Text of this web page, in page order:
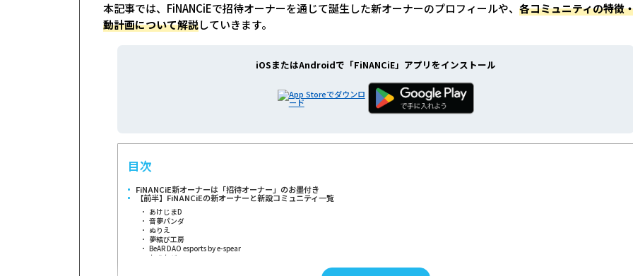
本記事では、FiNANCiEで招待オーナーを通じて誕生した新オーナーのプロフィールや、各コミュニティの特徴
動計画について解説していきます。
iOSまたはAndroidで 「FiNANCiE」アプリをインストール
目次
FiNANCiE新オーナーは「招待オーナー」のお墨付き
【前半】FiNANCiEの新オーナーと新設コミュニティ一覧
あけじまD
音夢パンダ
ぬりえ
夢結び工房
BeAR DAO esports by e-spear
おきおぢ